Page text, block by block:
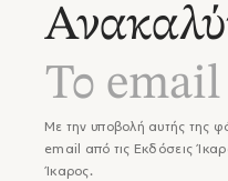
Με την υποβολή αυτής της
email από τις Εκδόσεις
Ίκαρος.